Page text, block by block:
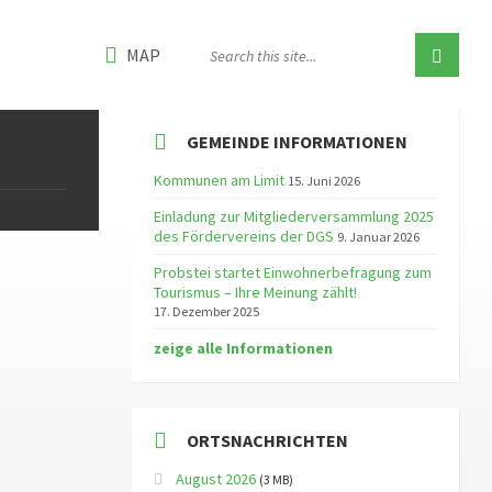
MAP
GEMEINDE INFORMATIONEN
Kommunen am Limit 15. Juni 2026
Einladung zur Mitgliederversammlung 2025
des Fördervereins der DGS 9. Januar 2026
Probstei startet Einwohnerbefragung zum
Tourismus – Ihre Meinung zählt!
17. Dezember 2025
zeige alle Informationen
ORTSNACHRICHTEN
August 2026 (3 MB)